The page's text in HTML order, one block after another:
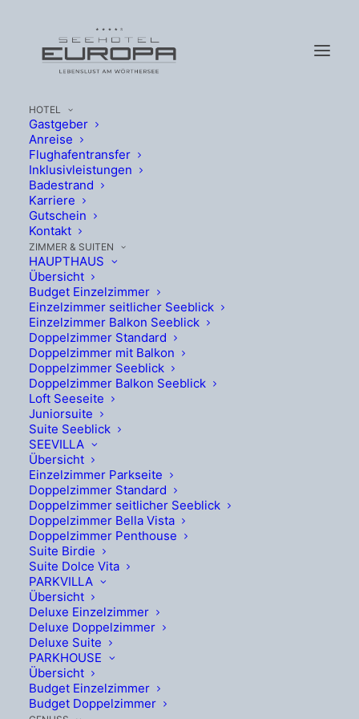
HOTEL
Gastgeber
Anreise
Flughafentransfer
Inklusivleistungen
Badestrand
Karriere
Gutschein
Kontakt
ZIMMER & SUITEN
HAUPTHAUS
Übersicht
Budget Einzelzimmer
Einzelzimmer seitlicher Seeblick
Einzelzimmer Balkon Seeblick
Doppelzimmer Standard
Doppelzimmer mit Balkon
Doppelzimmer Seeblick
Doppelzimmer Balkon Seeblick
Loft Seeseite
Juniorsuite
Suite Seeblick
SEEVILLA
Übersicht
Einzelzimmer Parkseite
Doppelzimmer Standard
Doppelzimmer seitlicher Seeblick
Doppelzimmer Bella Vista
Doppelzimmer Penthouse
Suite Birdie
Suite Dolce Vita
PARKVILLA
Übersicht
Deluxe Einzelzimmer
Deluxe Doppelzimmer
Deluxe Suite
PARKHOUSE
Übersicht
Budget Einzelzimmer
Budget Doppelzimmer